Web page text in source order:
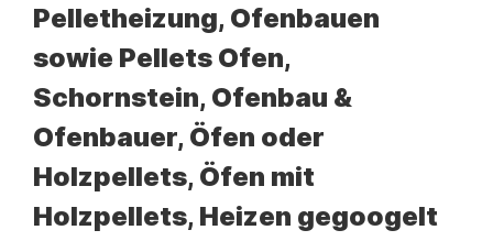
Pelletheizung, Ofenbauen
sowie Pellets Ofen,
Schornstein, Ofenbau &
Ofenbauer, Öfen oder
Holzpellets, Öfen mit
Holzpellets, Heizen gegoogelt